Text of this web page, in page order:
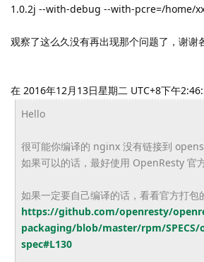
1.0.2j --with-debug --with-pcre=/home/
观察了这么久没有再出现那个问题了，谢谢
在 2016年12月13日星期二 UTC+8下午
Hello
很可能你编译的 nginx 没有链接到
如果可以的话，最好使用 OpenResty 官
如果一定要自己编译的话，看看官方打包
https://github.com/openresty/
packaging/blob/master/rpm/SPECS/
spec#L130